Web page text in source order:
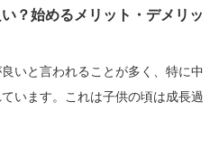
？始めるメリット・デメリッ
いと言われることが多く、特に中
います。これは子供の頃は成長過